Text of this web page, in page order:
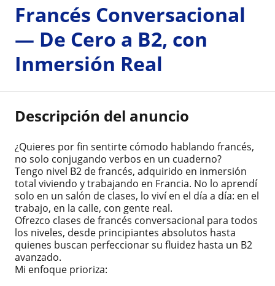
Francés Conversacional
— De Cero a B2, con
Inmersión Real
Descripción del anuncio
¿Quieres por fin sentirte cómodo hablando francés,
no solo conjugando verbos en un cuaderno?
Tengo nivel B2 de francés, adquirido en inmersión
total viviendo y trabajando en Francia. No lo aprendí
solo en un salón de clases, lo viví en el día a día: en el
trabajo, en la calle, con gente real.
Ofrezco clases de francés conversacional para todos
los niveles, desde principiantes absolutos hasta
quienes buscan perfeccionar su fluidez hasta un B2
avanzado.
Mi enfoque prioriza: